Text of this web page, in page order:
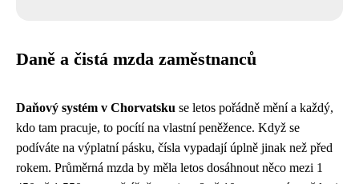
Daně a čistá mzda zaměstnanců
Daňový systém v Chorvatsku se letos pořádně mění a každý,
kdo tam pracuje, to pocítí na vlastní peněžence. Když se
podíváte na výplatní pásku, čísla vypadají úplně jinak než před
rokem. Průměrná mzda by měla letos dosáhnout něco mezi 1